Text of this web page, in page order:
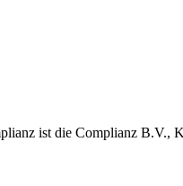
ist die Complianz B.V.,